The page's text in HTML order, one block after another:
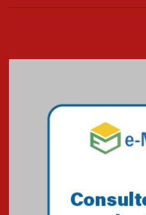
Pós-
debate
estudos
o câncer